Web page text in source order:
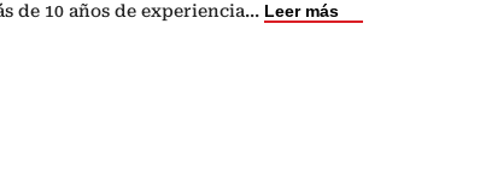
de 10 años de experiencia... Leer más